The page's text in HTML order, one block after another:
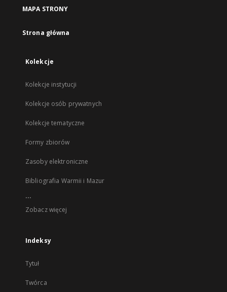
MAPA STRONY
Strona główna
Kolekcje
Kolekcje instytucji
Kolekcje osób prywatnych
Kolekcje tematyczne
Formy zbiorów
Zasoby elektroniczne
Bibliografia Warmii i Mazur
...
Zobacz więcej
Indeksy
Tytuł
Twórca